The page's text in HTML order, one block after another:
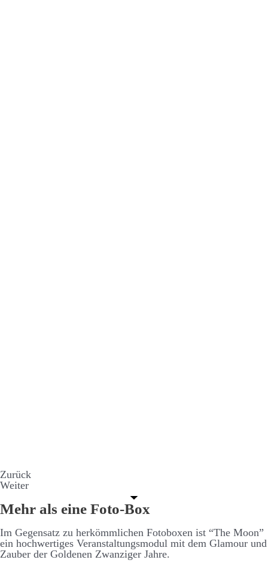
Zurück
Weiter
Mehr als eine Foto-Box
Im Gegen­­satz zu her­­kömm­­lichen Foto­­boxen ist “The Moon”
ein hoch­­wertiges Ver­­an­stalt­ungs­­modul mit dem Glamour und
Zauber der Goldenen Zwanziger Jahre.